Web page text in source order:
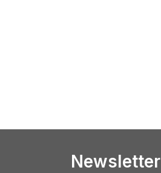
Newsletter